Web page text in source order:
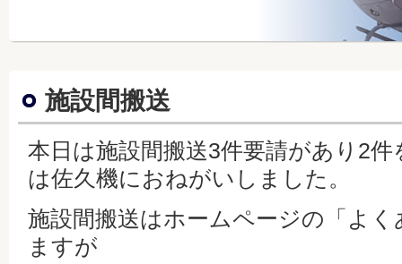
施設間搬送
本日は施設間搬送3件要請があり2
は佐久機におねがいしました。
施設間搬送はホームページの「よ
ますが